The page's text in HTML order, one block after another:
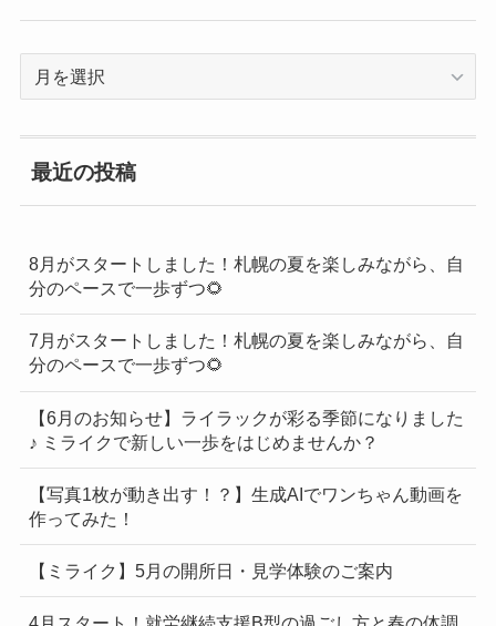
一
覧
最近の投稿
8月がスタートしました！札幌の夏を楽しみながら、自
分のペースで一歩ずつ🌻
7月がスタートしました！札幌の夏を楽しみながら、自
分のペースで一歩ずつ🌻
【6月のお知らせ】ライラックが彩る季節になりました
♪ ミライクで新しい一歩をはじめませんか？
【写真1枚が動き出す！？】生成AIでワンちゃん動画を
作ってみた！
【ミライク】5月の開所日・見学体験のご案内